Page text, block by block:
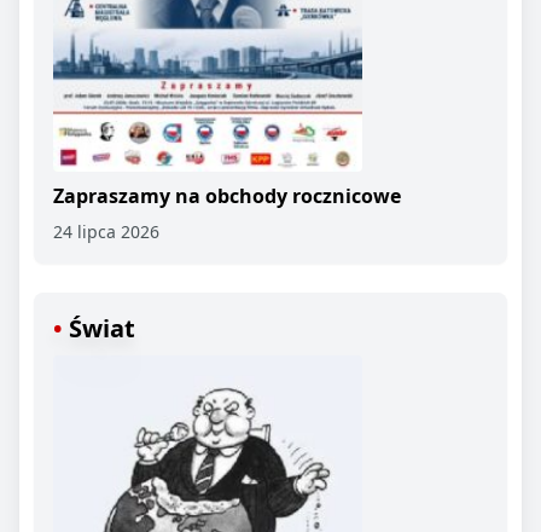
Zapraszamy na obchody rocznicowe
24 lipca 2026
Świat